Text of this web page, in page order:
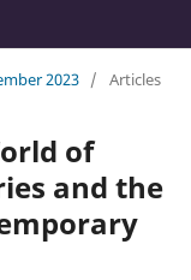
2023 / Articles
of
and the